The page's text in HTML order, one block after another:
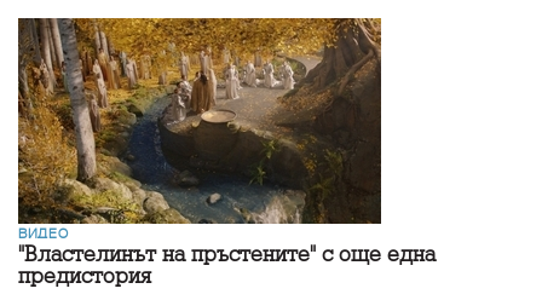
ВИДЕО
"Властелинът на пръстените" с още една
предистория